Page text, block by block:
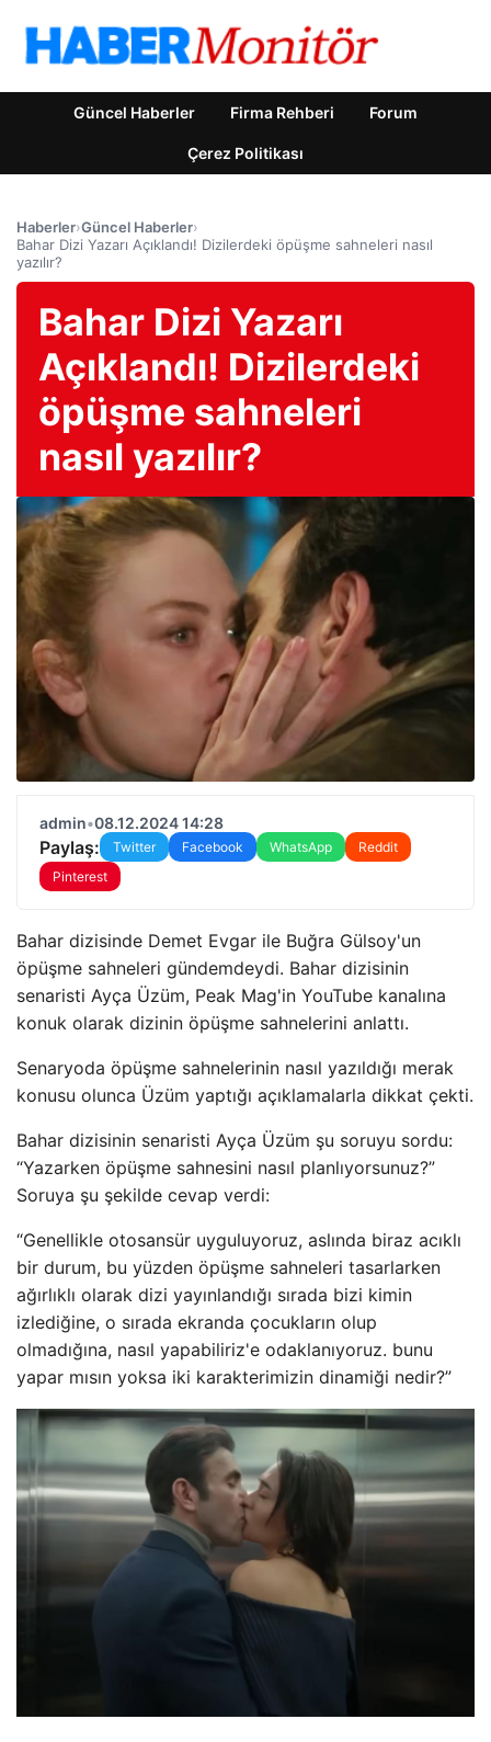
Güncel Haberler Firma Rehberi Forum
Çerez Politikası
Haberler›Güncel Haberler›
Bahar Dizi Yazarı Açıklandı! Dizilerdeki öpüşme sahneleri nasıl
yazılır?
Bahar Dizi Yazarı
Açıklandı! Dizilerdeki
öpüşme sahneleri
nasıl yazılır?
admin•08.12.2024 14:28
Paylaş: Twitter Facebook WhatsApp
Reddit
Pinterest
Bahar dizisinde Demet Evgar ile Buğra Gülsoy'un
öpüşme sahneleri gündemdeydi. Bahar dizisinin
senaristi Ayça Üzüm, Peak Mag'in YouTube kanalına
konuk olarak dizinin öpüşme sahnelerini anlattı.
Senaryoda öpüşme sahnelerinin nasıl yazıldığı merak
konusu olunca Üzüm yaptığı açıklamalarla dikkat çekti.
Bahar dizisinin senaristi Ayça Üzüm şu soruyu sordu:
“Yazarken öpüşme sahnesini nasıl planlıyorsunuz?”
Soruya şu şekilde cevap verdi:
“Genellikle otosansür uyguluyoruz, aslında biraz acıklı
bir durum, bu yüzden öpüşme sahneleri tasarlarken
ağırlıklı olarak dizi yayınlandığı sırada bizi kimin
izlediğine, o sırada ekranda çocukların olup
olmadığına, nasıl yapabiliriz'e odaklanıyoruz. bunu
yapar mısın yoksa iki karakterimizin dinamiği nedir?”